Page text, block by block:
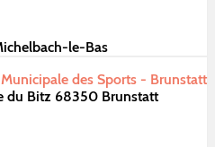
le-Bas
des Sports - Brunstatt
du Bitz 68350 Brunstatt